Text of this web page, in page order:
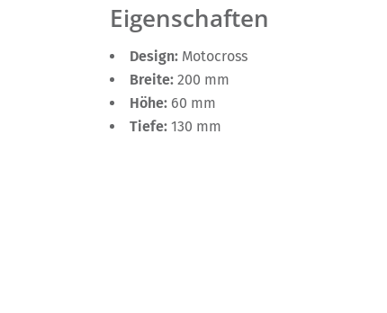
Eigenschaften
Design: Motocross
Breite: 200 mm
Höhe: 60 mm
Tiefe: 130 mm